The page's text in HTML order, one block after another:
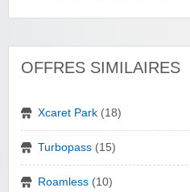
OFFRES SIMILAIRES
Xcaret Park (18)
Turbopass (15)
Roamless (10)